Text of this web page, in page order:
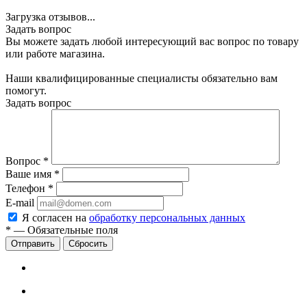
Загрузка отзывов...
Задать вопрос
Вы можете задать любой интересующий вас вопрос по товару
или работе магазина.
Наши квалифицированные специалисты обязательно вам
помогут.
Задать вопрос
Вопрос *
Ваше имя *
Телефон *
E-mail
Я согласен на обработку персональных данных
* — Обязательные поля
Сбросить